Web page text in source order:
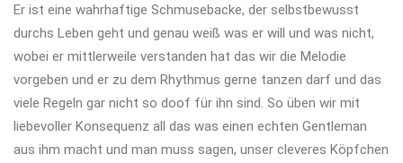
Er ist eine wahrhaftige Schmusebacke, der selbstbewusst
durchs Leben geht und genau weiß was er will und was nicht,
wobei er mittlerweile verstanden hat das wir die Melodie
vorgeben und er zu dem Rhythmus gerne tanzen darf und das
viele Regeln gar nicht so doof für ihn sind. So üben wir mit
liebevoller Konsequenz all das was einen echten Gentleman
aus ihm macht und man muss sagen, unser cleveres Köpfchen